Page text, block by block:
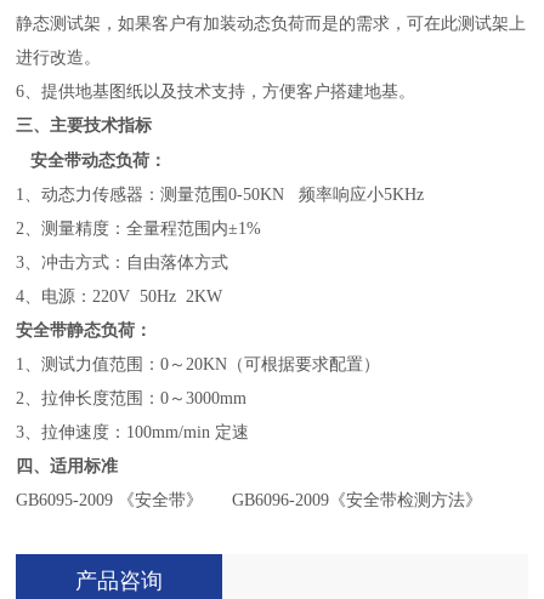
静态测试架，如果客户有加装动态负荷而是的需求，可在此测试架上
进行改造。
6、提供地基图纸以及技术支持，方便客户搭建地基。
三、主要技术指标
安全带动态负荷：
1、动态力传感器：测量范围0-50KN 频率响应小5KHz
2、测量精度：全量程范围内±1%
3、冲击方式：自由落体方式
4、电源：220V 50Hz 2KW
安全带静态负荷：
1、测试力值范围：0～20KN（可根据要求配置）
2、拉伸长度范围：0～3000mm
3、拉伸速度：100mm/min 定速
四、适用标准
GB6095-2009
《安全带》 GB6096-2009《安全带检测方法》
产品咨询